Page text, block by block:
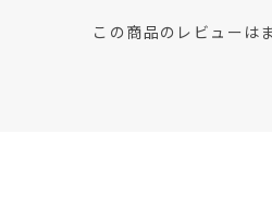
この商品のレビューは